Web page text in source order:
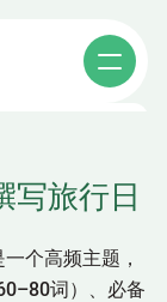
写旅行日
个高频主题，
词）、必备